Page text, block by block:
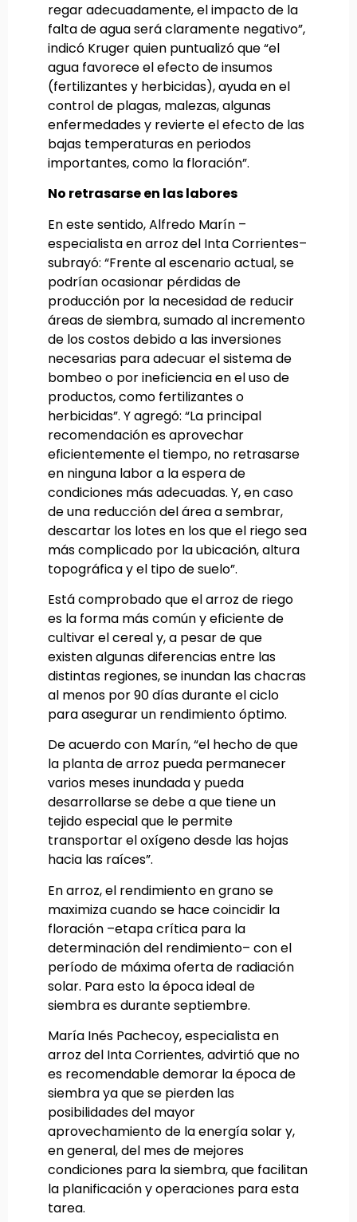
regar adecuadamente, el impacto de la
falta de agua será claramente negativo”,
indicó Kruger quien puntualizó que “el
agua favorece el efecto de insumos
(fertilizantes y herbicidas), ayuda en el
control de plagas, malezas, algunas
enfermedades y revierte el efecto de las
bajas temperaturas en periodos
importantes, como la floración”.
No retrasarse en las labores
En este sentido, Alfredo Marín –
especialista en arroz del Inta Corrientes–
subrayó: “Frente al escenario actual, se
podrían ocasionar pérdidas de
producción por la necesidad de reducir
áreas de siembra, sumado al incremento
de los costos debido a las inversiones
necesarias para adecuar el sistema de
bombeo o por ineficiencia en el uso de
productos, como fertilizantes o
herbicidas”. Y agregó: “La principal
recomendación es aprovechar
eficientemente el tiempo, no retrasarse
en ninguna labor a la espera de
condiciones más adecuadas. Y, en caso
de una reducción del área a sembrar,
descartar los lotes en los que el riego sea
más complicado por la ubicación, altura
topográfica y el tipo de suelo”.
Está comprobado que el arroz de riego
es la forma más común y eficiente de
cultivar el cereal y, a pesar de que
existen algunas diferencias entre las
distintas regiones, se inundan las chacras
al menos por 90 días durante el ciclo
para asegurar un rendimiento óptimo.
De acuerdo con Marín, “el hecho de que
la planta de arroz pueda permanecer
varios meses inundada y pueda
desarrollarse se debe a que tiene un
tejido especial que le permite
transportar el oxígeno desde las hojas
hacia las raíces”.
En arroz, el rendimiento en grano se
maximiza cuando se hace coincidir la
floración –etapa crítica para la
determinación del rendimiento– con el
período de máxima oferta de radiación
solar. Para esto la época ideal de
siembra es durante septiembre.
María Inés Pachecoy, especialista en
arroz del Inta Corrientes, advirtió que no
es recomendable demorar la época de
siembra ya que se pierden las
posibilidades del mayor
aprovechamiento de la energía solar y,
en general, del mes de mejores
condiciones para la siembra, que facilitan
la planificación y operaciones para esta
tarea.